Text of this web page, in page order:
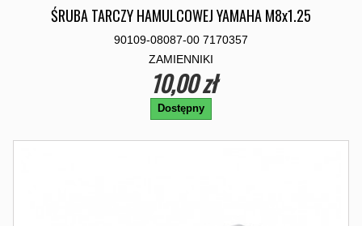
ŚRUBA TARCZY HAMULCOWEJ YAMAHA M8x1.25
90109-08087-00 7170357
ZAMIENNIKI
10,00 zł
Dostępny